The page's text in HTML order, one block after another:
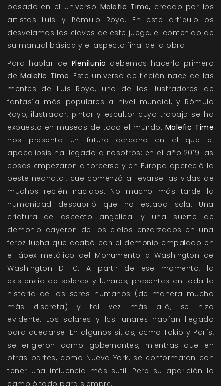
basado en el universo Malefic Time, creado por los
artistas Luis y Rómulo Royo. En este artículo os
desvelamos las claves de este juego, el contenido de
su manual básico y el aspecto final de la obra.
Para hablar de Plenilunio debemos hacerlo primero
de Malefic Time. Este universo de ficción nace de las
mentes de Luis Royo, uno de los ilustradores de
fantasía más populares a nivel mundial, y Rómulo
Royo, ilustrador, pintor y escultor cuyo trabajo se ha
expuesto en museos de todo el mundo. Malefic Time
nos presenta un futuro cercano en el que el
apocalipsis ha llegado a nosotros: en el año 2019 las
cosas empezaron a torcerse y en Europa apareció la
peste neonatal, que comenzó a llevarse las vidas de
muchos recién nacidos. No mucho más tarde la
humanidad descubrió que no estaba sola. Una
criatura de aspecto angelical y una suerte de
demonio cayeron de los cielos enzarzados en una
feroz lucha que acabó con el demonio empalado en
el ápex metálico del Monumento a Washington de
Washington D. C. A partir de ese momento, la
existencia de solares y lunares, presentes en toda la
historia de los seres humanos (de manera mucho
más discreta) y tal vez más allá, se hizo
evidente. Los solares y los lunares habían llegado
para quedarse. En algunos sitios, como Tokio y París,
se erigieron como gobernantes, mientras que en
otras partes, como Nueva York, se conformaron con
tener una influencia más sutil. Pero su aparición lo
cambió todo para siempre.